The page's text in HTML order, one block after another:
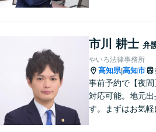
市川 耕士 弁
やいろ法律事務所
高知県|高知市
事前予約で【夜間
対応可能。地元
す。まずはお気軽